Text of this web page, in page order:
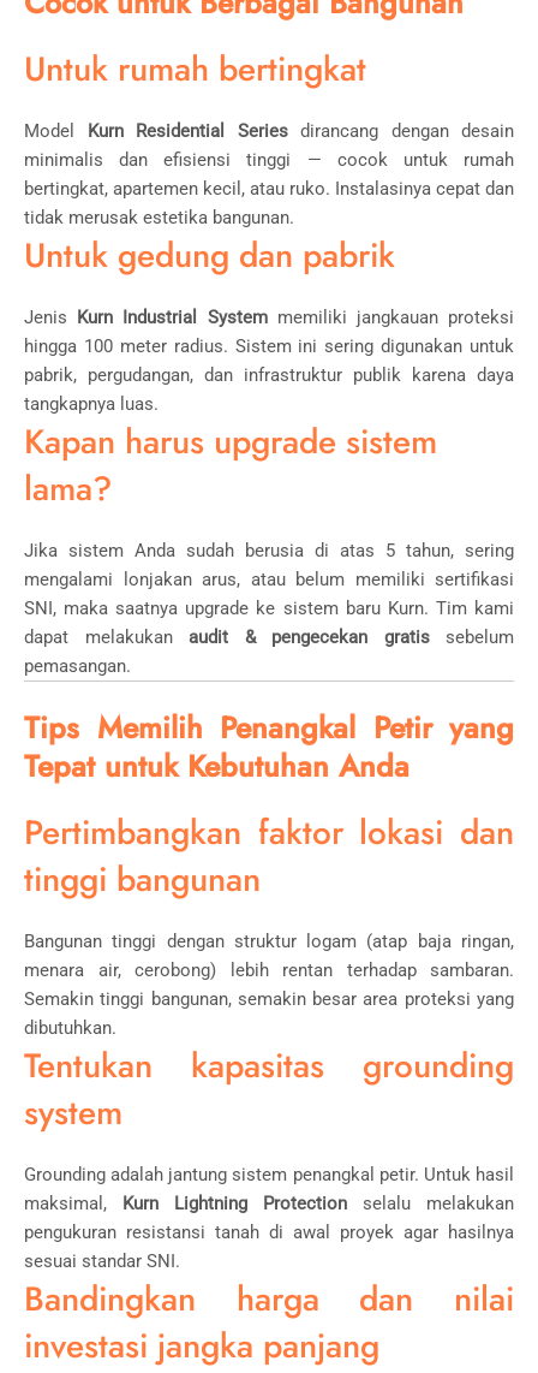
Untuk rumah bertingkat
Model Kurn Residential Seriesdirancang dengan desain
minimalis dan efisiensi tinggi — cocok untuk rumah
bertingkat, apartemen kecil, atau ruko. Instalasinya cepat dan
tidak merusak estetika bangunan.
Untuk gedung dan pabrik
Jenis Kurn Industrial Systemmemiliki jangkauan proteksi
hingga 100 meter radius. Sistem ini sering digunakan untuk
pabrik, pergudangan, dan infrastruktur publik karena daya
tangkapnya luas.
Kapan harus upgrade sistem
lama?
Jika sistem Anda sudah berusia di atas 5 tahun, sering
mengalami lonjakan arus, atau belum memiliki sertifikasi
SNI, maka saatnya upgrade ke sistem baru Kurn. Tim kami
dapat melakukan audit & pengecekan gratissebelum
pemasangan.
Tips Memilih Penangkal Petir yang
Tepat untuk Kebutuhan Anda
Pertimbangkan faktor lokasi dan
tinggi bangunan
Bangunan tinggi dengan struktur logam (atap baja ringan,
menara air, cerobong) lebih rentan terhadap sambaran.
Semakin tinggi bangunan, semakin besar area proteksi yang
dibutuhkan.
Tentukan kapasitas grounding
system
Grounding adalah jantung sistem penangkal petir. Untuk hasil
maksimal, Kurn Lightning Protection selalu melakukan
pengukuran resistansi tanah di awal proyek agar hasilnya
sesuai standar SNI.
Bandingkan harga dan nilai
investasi jangka panjang